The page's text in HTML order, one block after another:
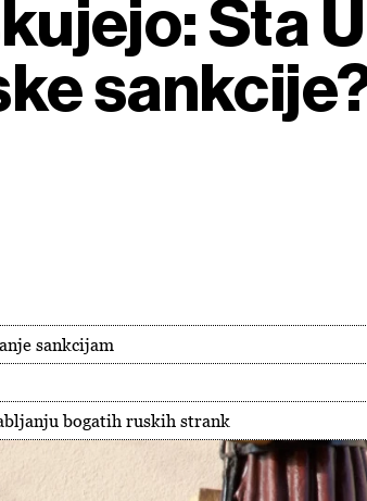
Sta
sankcijam
bogatih ruskih strank